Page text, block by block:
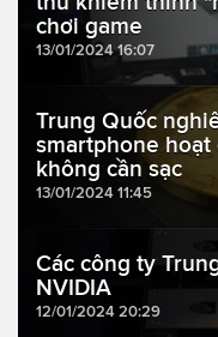
chơi game
13/01/2024 16:07
Trung Quốc
smartphone
không cần sạc
13/01/2024 11:45
Các công ty
NVIDIA
12/01/2024 20:29